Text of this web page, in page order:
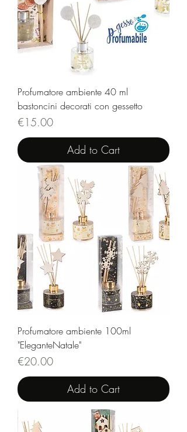
Profumatore ambiente 40 ml
bastoncini decorati con gessetto
Price
€15.00
Add to Cart
Profumatore ambiente 100ml
"EleganteNatale"
Price
€20.00
Add to Cart